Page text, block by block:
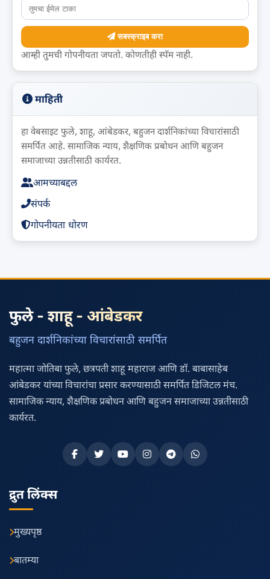
सबस्क्राइब करा
आम्ही तुमची गोपनीयता जपतो. कोणतीही स्पॅम नाही.
माहिती
हा वेबसाइट फुले, शाहू, आंबेडकर, बहुजन दार्शनिकांच्या विचारांसाठी
समर्पित आहे. सामाजिक न्याय, शैक्षणिक प्रबोधन आणि बहुजन
समाजाच्या उन्नतीसाठी कार्यरत.
आमच्याबद्दल
संपर्क
गोपनीयता धोरण
फुले - शाहू - आंबेडकर
बहुजन दार्शनिकांच्या विचारांसाठी समर्पित
महात्मा जोतिबा फुले, छत्रपती शाहू महाराज आणि डॉ. बाबासाहेब
आंबेडकर यांच्या विचारांचा प्रसार करण्यासाठी समर्पित डिजिटल मंच.
सामाजिक न्याय, शैक्षणिक प्रबोधन आणि बहुजन समाजाच्या उन्नतीसाठी
कार्यरत.
द्रुत लिंक्स
मुख्यपृष्ठ
बातम्या